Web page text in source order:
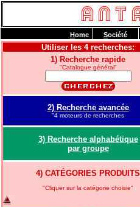
Utiliser les 4 recherches:
1) Recherche rapide
"Catalogue général"
2) Recherche avancée
"4 moteurs de recherches
3) Recherche alphabétique
par groupe
4) CATÉGORIES PRODUITS
"Cliquer sur la catégorie choisie"
Home Société